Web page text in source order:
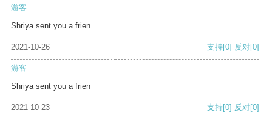
游客
Shriya sent you a frien
2021-10-26 支持[0] 反对[0]
游客
Shriya sent you a frien
2021-10-23 支持[0] 反对[0]